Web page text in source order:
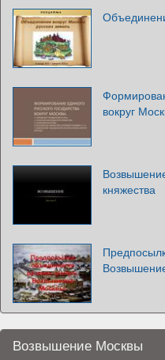
вокруг
княжества
Возвышение Москвы